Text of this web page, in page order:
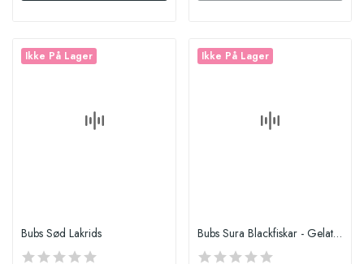
Ikke På Lager
Bubs Sød Lakrids
Ikke På Lager
Bubs Sura Blackfiskar - Gelatinefri